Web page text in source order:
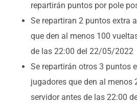
repartirán puntos por pole
Se repartiran 2 puntos extra
que den al menos 100
de las 22:00 del 22/05/2022
Se repartirán otros 3 puntos
jugadores que den al menos
servidor antes de las 22:00